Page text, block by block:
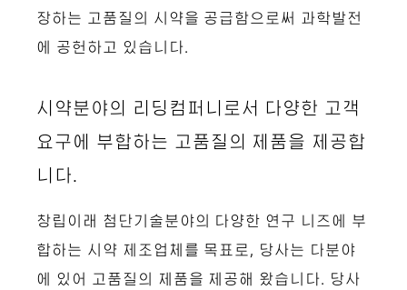
장하는 고품질의 시약을 공급함으로써 과학발전
에 공헌하고 있습니다.
시약분야의 리딩컴퍼니로서 다양한 고객
요구에 부합하는 고품질의 제품을 제공합
니다.
창립이래 첨단기술분야의 다양한 연구 니즈에 부
합하는 시약 제조업체를 목표로, 당사는 다분야
에 있어 고품질의 제품을 제공해 왔습니다. 당사